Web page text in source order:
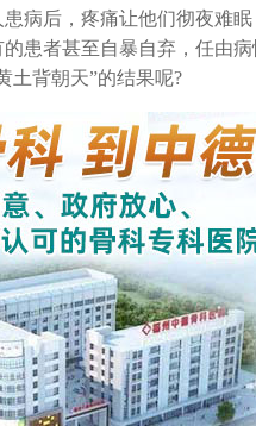
病后，疼痛让他们彻夜难
患者甚至自暴自弃，任由病
土背朝天”的结果呢?